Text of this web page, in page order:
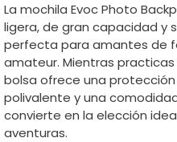
La mochila Evoc Photo
ligera, de gran capacidad y
perfecta para amantes de
amateur. Mientras
bolsa ofrece una
polivalente y una
convierte en la elección
aventuras.